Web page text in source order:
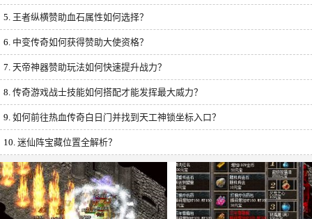
5. 王者纵横赞助血石属性如何选择？
6. 中变传奇如何获得赞助大使资格？
7. 天帝神器赞助玩法如何快速提升战力？
8. 传奇游戏战士技能如何搭配才能发挥最大威力？
9. 如何前往热血传奇白日门并找到天工神锁坐标入口？
10. 迷仙阵宝藏位置全解析？